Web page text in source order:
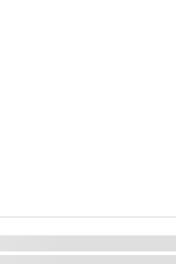
します。
欄を切り取り同封してお
ご連絡ください。